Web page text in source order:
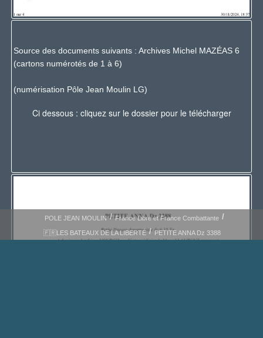
Source des documents suivants : Archives Michel MAZÉAS 6
(cartons numérotés de 1 à 6)
(numérisation Pôle Jean Moulin LG)
Ci dessous : cliquez sur le dossier pour le télécharger
POLE JEAN MOULIN France Libre et France Combattante
🇫🇷LES BATEAUX DE LA LIBERTÉ PETITE ANNA Dz 3388